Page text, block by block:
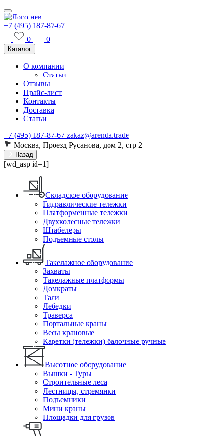
+7 (495) 187-87-67
0
0
Каталог
О компании
Статьи
Отзывы
Прайс-лист
Контакты
Доставка
Статьи
+7 (495) 187-87-67 zakaz@arenda.trade
Москва, Проезд Русанова, дом 2, стр 2
Назад
[wd_asp id=1]
Складское оборудование
Гидравлические тележки
Платформенные тележки
Двухколесные тележки
Штабелеры
Подъемные столы
Такелажное оборудование
Захваты
Такелажные платформы
Домкраты
Тали
Лебедки
Траверса
Портальные краны
Весы крановые
Каретки (тележки) балочные ручные
Высотное оборудование
Вышки - Туры
Строительные леса
Лестницы, стремянки
Подъемники
Мини краны
Площадки для грузов